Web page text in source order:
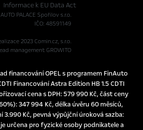
Informace k EU Data Act
AUTO PALACE Spořilov s.r.o.
IČO: 48591149
2023Comin.cz, s.r.o.
management GROWITO
financování OPEL s programem FinAuto
Financování Astra Edition HB 1.5 CDTI
cena s DPH: 579 990 Kč, část ceny
347 994 Kč, délka úvěru 60 měsíců,
3.990 Kč, pevná výpůjční úroková sazba:
určena pro fyzické osoby podnikatele a